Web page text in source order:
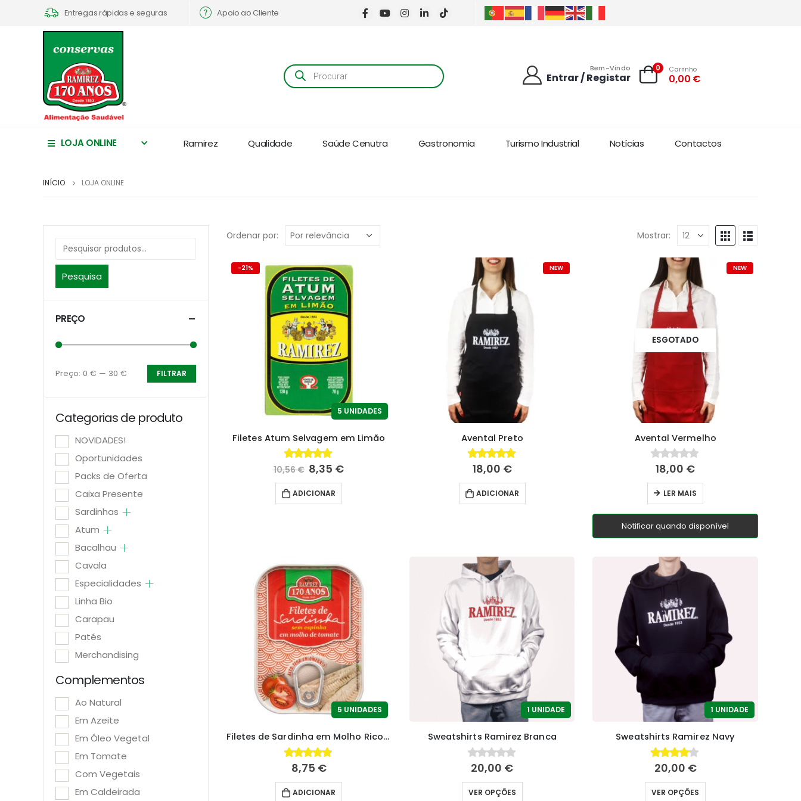
Entregas rápidas e seguras Apoio ao Cliente
Products
search
Bem-Vindo
Entrar / Registar
0 Carrinho
0,00 €
LOJA ONLINE Ramirez Qualidade Saúde Cenutra Gastronomia Turismo Industrial Notícias Contactos
INÍCIO LOJA ONLINE
Ordenar por: Mostrar:
-21%
5 UNIDADES
Filetes Atum Selvagem em Limão
4.88 fora de 5
10,56€ 8,35 €
ADICIONAR
NEW
Avental Preto
5.00fora de 5
18,00 €
ADICIONAR
ESGOTADO
NEW
Avental Vermelho
fora de 5
18,00 €
LER MAIS
Notificar quando disponível
5 UNIDADES
Filetes de Sardinha em Molho Rico de Tomate
4.81fora de 5
8,75 €
ADICIONAR
1 UNIDADE
Sweatshirts Ramirez Branca
fora de 5
20,00 €
VER OPÇÕES
1 UNIDADE
Sweatshirts Ramirez Navy
4.00fora de 5
20,00 €
VER OPÇÕES
Pesquisa
PREÇO
Preço
mínimo
Preço
máximo
FILTRAR
Preço: 0 € — 30 €
Categorias de produto
NOVIDADES!
Oportunidades
Packs de Oferta
Caixa Presente
Sardinhas
Atum
Bacalhau
Cavala
Especialidades
Linha Bio
Carapau
Patés
Merchandising
Complementos
Ao Natural
Em Azeite
Em Óleo Vegetal
Em Tomate
Com Vegetais
Em Caldeirada